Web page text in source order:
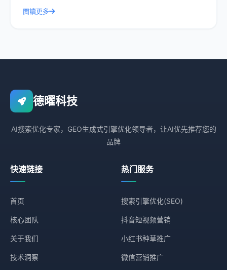
閱讀更多
德曜科技
AI搜索优化专家，GEO生成式引擎优化领导者，让AI优先推荐您的
品牌
快速链接
首页
核心团队
关于我们
技术洞察
热门服务
搜索引擎优化(SEO)
抖音短视频营销
小红书种草推广
微信营销推广